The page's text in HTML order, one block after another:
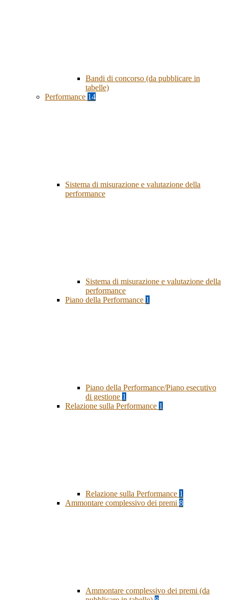
Bandi di concorso (da pubblicare in
tabelle)
Performance 14
Sistema di misurazione e valutazione della
performance
Sistema di misurazione e valutazione della
performance
Piano della Performance 1
Piano della Performance/Piano esecutivo
di gestione 1
Relazione sulla Performance 1
Relazione sulla Performance 1
Ammontare complessivo dei premi 8
Ammontare complessivo dei premi (da